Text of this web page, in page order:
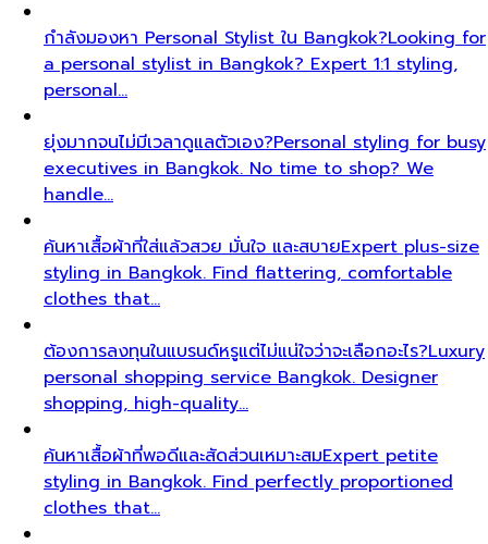
กำลังมองหา Personal Stylist ใน Bangkok?Looking for
a personal stylist in Bangkok? Expert 1:1 styling,
personal…
ยุ่งมากจนไม่มีเวลาดูแลตัวเอง?Personal styling for busy
executives in Bangkok. No time to shop? We
handle…
ค้นหาเสื้อผ้าที่ใส่แล้วสวย มั่นใจ และสบายExpert plus-size
styling in Bangkok. Find flattering, comfortable
clothes that…
ต้องการลงทุนในแบรนด์หรูแต่ไม่แน่ใจว่าจะเลือกอะไร?Luxury
personal shopping service Bangkok. Designer
shopping, high-quality…
ค้นหาเสื้อผ้าที่พอดีและสัดส่วนเหมาะสมExpert petite
styling in Bangkok. Find perfectly proportioned
clothes that…